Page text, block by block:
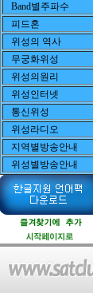
Band별주파수
피드혼
위성의 역사
무궁화위성
위성의원리
위성인터넷
통신위성
위성라디오
지역별방송안내
위성별방송안내